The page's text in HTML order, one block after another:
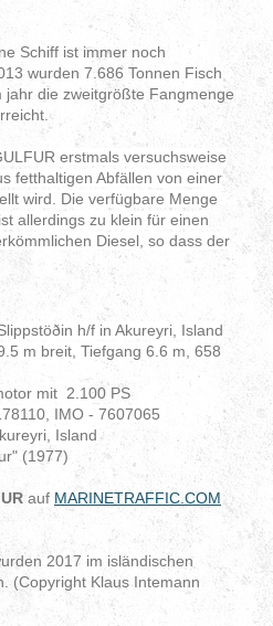
Schiff ist immer noch
wurden 7.686 Tonnen Fisch
die zweitgrößte Fangmenge
erstmals versuchsweise
fetthaltigen Abfällen von einer
wird. Die verfügbare Menge
allerdings zu klein für einen
Diesel, so dass der
h/f in Akureyri, Island
m breit, Tiefgang 6.6 m, 658
mit 2.100 PS
IMO - 7607065
Island
(1977)
auf MARINETRAFFIC.COM
2017 im isländischen
(Copyright Klaus Intemann